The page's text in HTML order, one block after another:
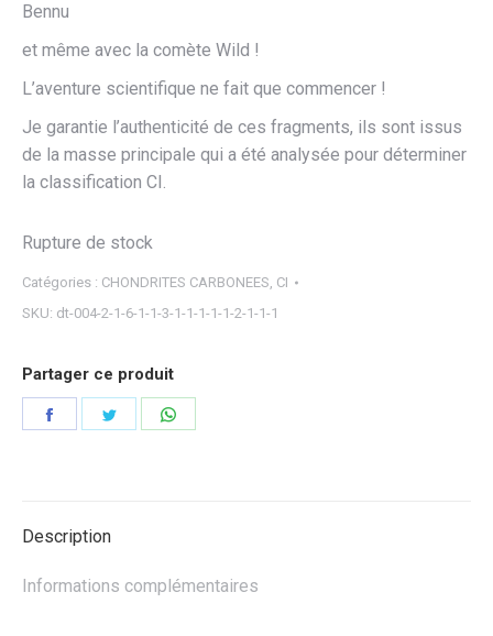
Bennu
et même avec la comète Wild !
L’aventure scientifique ne fait que commencer !
Je garantie l’authenticité de ces fragments, ils sont issus
de la masse principale qui a été analysée pour déterminer
la classification CI.
Rupture de stock
Catégories : CHONDRITES CARBONEES, CI
SKU: dt-004-2-1-6-1-1-3-1-1-1-1-1-2-1-1-1
Partager ce produit
Partager Partager
Description
Informations complémentaires